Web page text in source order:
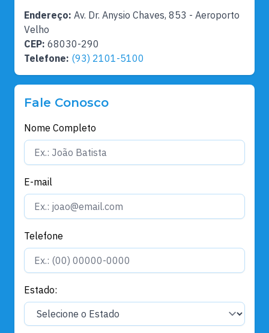
Endereço: Av. Dr. Anysio Chaves, 853 - Aeroporto
Velho
CEP: 68030-290
Telefone: (93) 2101-5100
Fale Conosco
Nome Completo
E-mail
Telefone
Estado: